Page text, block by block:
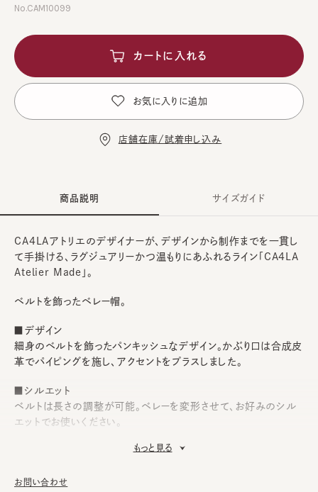
No.CAM10099
カートに入れる
お気に入りに追加
店舗在庫/試着申し込み
商品説明
CA4LAアトリエのデザイナーが、デザインから制作までを一貫し
て手掛ける、ラグジュアリーかつ温もりにあふれるライン「CA4LA
Atelier Made」。
ベルトを飾ったベレー帽。
■デザイン
細身のベルトを飾ったパンキッシュなデザイン。かぶり口は合成皮
革でパイピングを施し、アクセントをプラスしました。
■シルエット
ベルトは長さの調整が可能。ベレーを変形させて、お好みのシル
エットでお使いください。
クセントにピッタリです。
もっと見る
サイズガイド
お問い合わせ